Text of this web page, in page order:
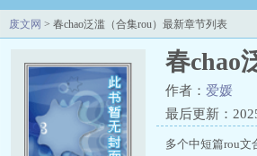
废文网 > 春chao泛滥（合集rou）最新章节列表
春chao
作者： 爱媛
最后更新：
多个中短篇rou文